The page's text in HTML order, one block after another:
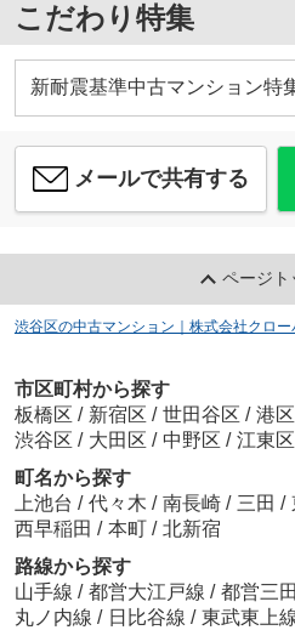
こだわり特集
新耐震基準中古マンション特
メールで共有する
ページト
渋谷区の中古マンション｜株式会社クロー
市区町村から探す
板橋区 / 新宿区 / 世田谷区 / 港区
渋谷区 / 大田区 / 中野区 / 江東区
町名から探す
上池台 / 代々木 / 南長崎 / 三田 /
西早稲田 / 本町 / 北新宿
路線から探す
山手線 / 都営大江戸線 / 都営三
丸ノ内線 / 日比谷線 / 東武東上